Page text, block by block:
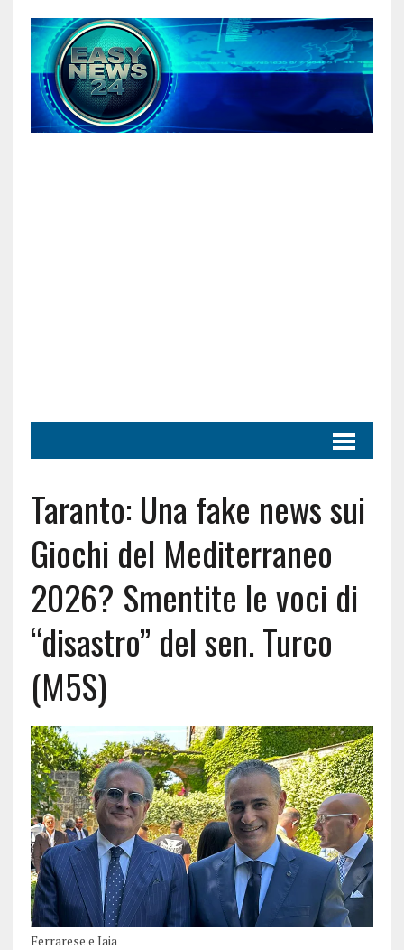
Taranto: Una fake news sui
Giochi del Mediterraneo
2026? Smentite le voci di
“disastro” del sen. Turco
(M5S)
Ferrarese e Iaia